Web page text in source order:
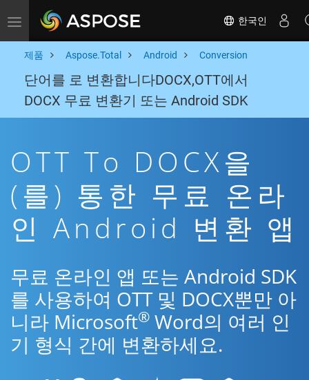
Toggle navigation 한국인
제품 Aspose.Total Android Conversion
단어를 로 변환합니다DOCX,OTT에서
DOCX 무료 변환기 또는 Android SDK
OTT To DOCX을
(를) 통한 무료 온라
인 Android 변환 앱
무료 온라인 앱 또는 Android SDK
를 사용하여 OTT 및 DOCX뿐만 아
니라 Microsoft® Word의 여러 인
기 형식 간에 변환하세요.